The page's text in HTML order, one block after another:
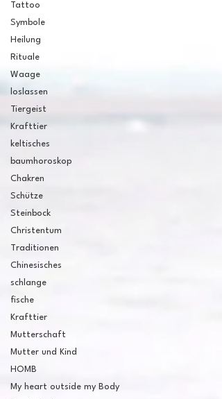
Tattoo
Symbole
Heilung
Rituale
Waage
loslassen
Tiergeist
Krafttier
keltisches
baumhoroskop
Chakren
Schütze
Steinbock
Christentum
Traditionen
Chinesisches
schlange
fische
Krafttier
Mutterschaft
Mutter und Kind
HOMB
My heart outside my Body